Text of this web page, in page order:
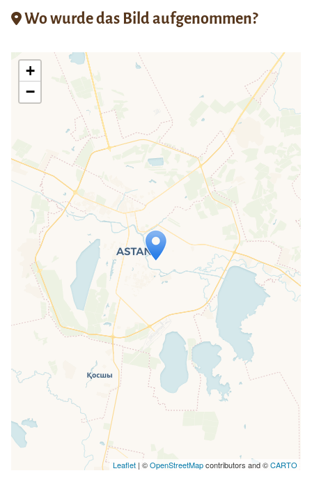
Wo wurde das Bild aufgenommen?
Travelers' Map wird geladen …
Wenn du dies siehst, nachdem deine
Seite vollständig geladen wurde,
fehlen leafletJS-Dateien.
+
−
Leaflet| ©OpenStreetMapcontributors and ©CARTO